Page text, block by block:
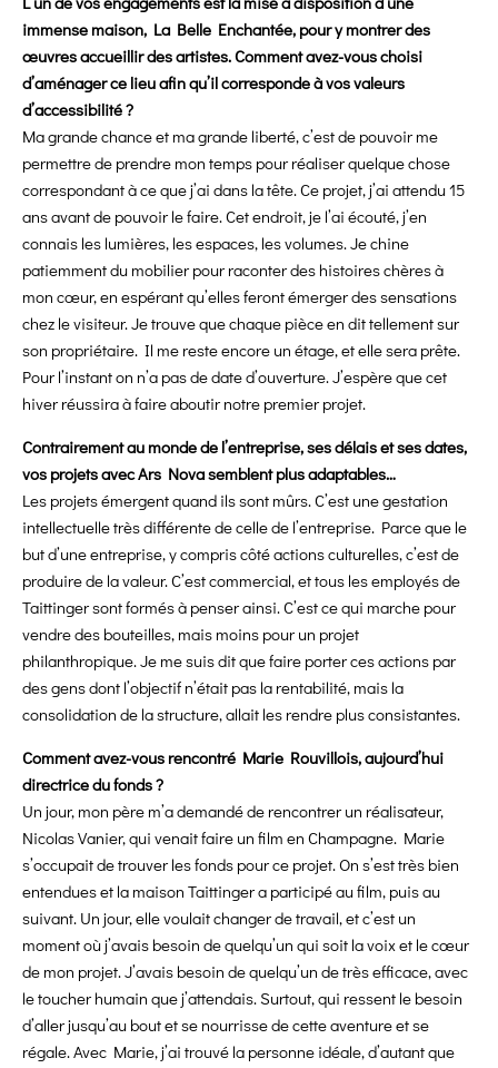
immense maison, La Belle Enchantée, pour y montrer des
œuvres accueillir des artistes. Comment avez-vous choisi
d’aménager ce lieu afin qu’il corresponde à vos valeurs
d’accessibilité ?
Ma grande chance et ma grande liberté, c’est de pouvoir me
permettre de prendre mon temps pour réaliser quelque chose
correspondant à ce que j’ai dans la tête. Ce projet, j’ai attendu 15
ans avant de pouvoir le faire. Cet endroit, je l’ai écouté, j’en
connais les lumières, les espaces, les volumes. Je chine
patiemment du mobilier pour raconter des histoires chères à
mon cœur, en espérant qu’elles feront émerger des sensations
chez le visiteur. Je trouve que chaque pièce en dit tellement sur
son propriétaire. Il me reste encore un étage, et elle sera prête.
Pour l’instant on n’a pas de date d’ouverture. J’espère que cet
hiver réussira à faire aboutir notre premier projet.
Contrairement au monde de l’entreprise, ses délais et ses dates,
vos projets avec Ars Nova semblent plus adaptables…
Les projets émergent quand ils sont mûrs. C’est une gestation
intellectuelle très différente de celle de l’entreprise. Parce que le
but d’une entreprise, y compris côté actions culturelles, c’est de
produire de la valeur. C’est commercial, et tous les employés de
Taittinger sont formés à penser ainsi. C’est ce qui marche pour
vendre des bouteilles, mais moins pour un projet
philanthropique. Je me suis dit que faire porter ces actions par
des gens dont l’objectif n’était pas la rentabilité, mais la
consolidation de la structure, allait les rendre plus consistantes.
Comment avez-vous rencontré Marie Rouvillois, aujourd’hui
directrice du fonds ?
Un jour, mon père m’a demandé de rencontrer un réalisateur,
Nicolas Vanier, qui venait faire un film en Champagne. Marie
s’occupait de trouver les fonds pour ce projet. On s’est très bien
entendues et la maison Taittinger a participé au film, puis au
suivant. Un jour, elle voulait changer de travail, et c’est un
moment où j’avais besoin de quelqu’un qui soit la voix et le cœur
de mon projet. J’avais besoin de quelqu’un de très efficace, avec
le toucher humain que j’attendais. Surtout, qui ressent le besoin
d’aller jusqu’au bout et se nourrisse de cette aventure et se
régale. Avec Marie, j’ai trouvé la personne idéale, d’autant que